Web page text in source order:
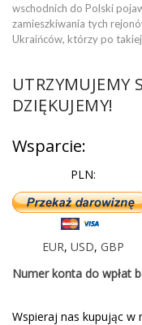
wschodnich do Polski
zamieszkiwania tych
Ukraińców, którzy po
UTRZYMUJEMY
DZIĘKUJEMY!
Wsparcie:
PLN:
EUR, USD, GBP
Numer konta do wpłat
Wspieraj nas kupując w